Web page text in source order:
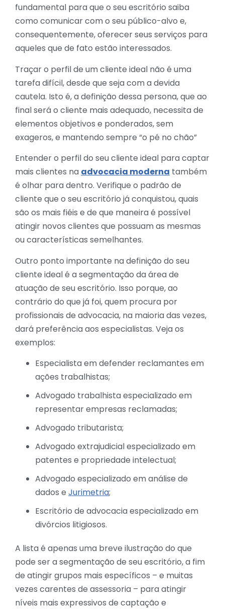
fundamental para que o seu escritório saiba
como comunicar com o seu público-alvo e,
consequentemente, oferecer seus serviços para
aqueles que de fato estão interessados.
Traçar o perfil de um cliente ideal não é uma
tarefa difícil, desde que seja com a devida
cautela. Isto é, a definição dessa persona, que ao
final será o cliente mais adequado, necessita de
elementos objetivos e ponderados, sem
exageros, e mantendo sempre “o pé no chão”
Entender o perfil do seu cliente ideal para captar
mais clientes na advocacia moderna também
é olhar para dentro. Verifique o padrão de
cliente que o seu escritório já conquistou, quais
são os mais fiéis e de que maneira é possível
atingir novos clientes que possuam as mesmas
ou características semelhantes.
Outro ponto importante na definição do seu
cliente ideal é a segmentação da área de
atuação de seu escritório. Isso porque, ao
contrário do que já foi, quem procura por
profissionais de advocacia, na maioria das vezes,
dará preferência aos especialistas. Veja os
exemplos:
Especialista em defender reclamantes em
ações trabalhistas;
Advogado trabalhista especializado em
representar empresas reclamadas;
Advogado tributarista;
Advogado extrajudicial especializado em
patentes e propriedade intelectual;
Advogado especializado em análise de
dados e Jurimetria;
Escritório de advocacia especializado em
divórcios litigiosos.
A lista é apenas uma breve ilustração do que
pode ser a segmentação de seu escritório, a fim
de atingir grupos mais específicos – e muitas
vezes carentes de assessoria – para atingir
níveis mais expressivos de captação e